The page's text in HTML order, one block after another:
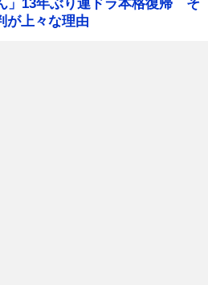
」13年ぶり連ドラ本格復帰 そ
が上々な理由